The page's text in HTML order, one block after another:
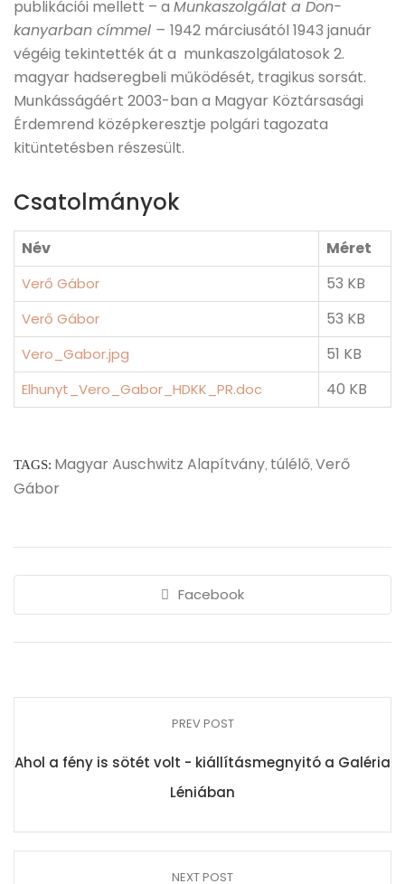
publikációi mellett – a Munkaszolgálat a Don-
kanyarban címmel – 1942 márciusától 1943 január
végéig tekintették át a munkaszolgálatosok 2.
magyar hadseregbeli működését, tragikus sorsát.
Munkásságáért 2003-ban a Magyar Köztársasági
Érdemrend középkeresztje polgári tagozata
kitüntetésben részesült.
Csatolmányok
Név Méret
Verő Gábor 53 KB
Verő Gábor 53 KB
Vero_Gabor.jpg 51 KB
Elhunyt_Vero_Gabor_HDKK_PR.doc 40 KB
TAGS: Magyar Auschwitz Alapítvány, túlélő, Verő
Gábor
Facebook
PREV POST
Ahol a fény is sötét volt - kiállításmegnyitó a Galéria
Léniában
NEXT POST